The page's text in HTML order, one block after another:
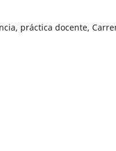
práctica docente,